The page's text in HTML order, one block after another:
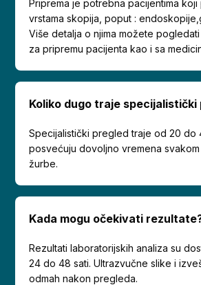
Priprema je potrebna pacijentima
vrstama skopija, poput :
Više detalja o njima možete
za pripremu pacijenta kao i sa
Koliko dugo traje specijalistički
Specijalistički pregled traje od 20 do
posvećuju dovoljno vremena
žurbe.
Kada mogu očekivati
Rezultati laboratorijskih analiza su
24 do 48 sati. Ultrazvučne slike i
odmah nakon pregleda.